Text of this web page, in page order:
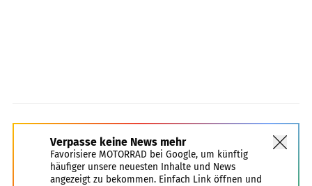
Verpasse keine News mehr
Favorisiere MOTORRAD bei Google, um künftig
häufiger unsere neuesten Inhalte und News
angezeigt zu bekommen. Einfach Link öffnen und